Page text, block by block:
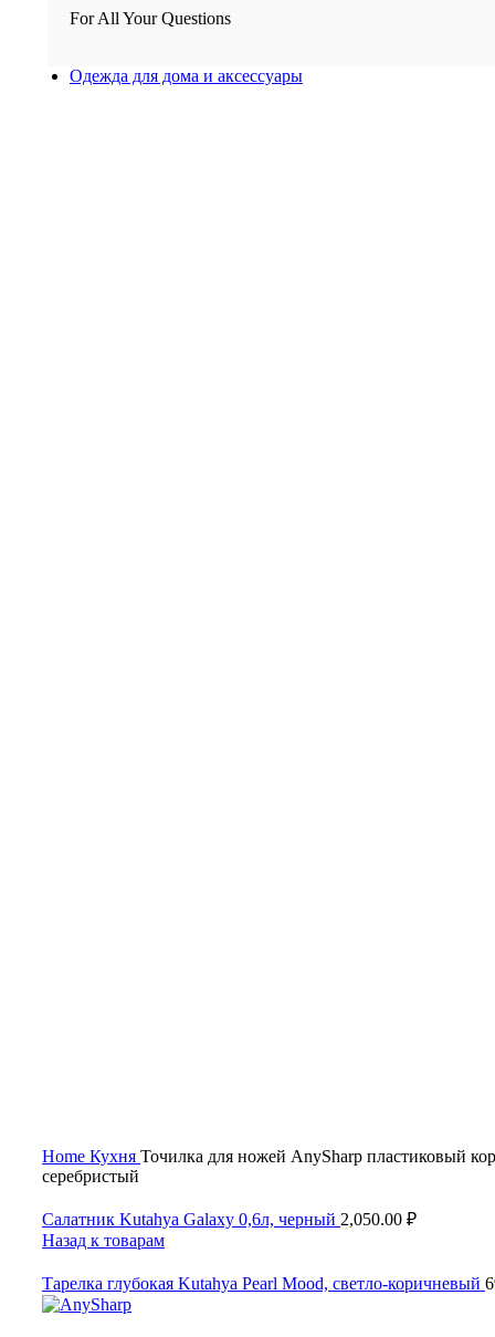
For All Your Questions
Одежда для дома и аксессуары
Home Кухня Точилка для ножей AnySharp пластиковый
серебристый
Салатник Kutahya Galaxy 0,6л, черный 2,050.00 ₽
Назад к товарам
Тарелка глубокая Kutahya Pearl Mood, светло-коричневый